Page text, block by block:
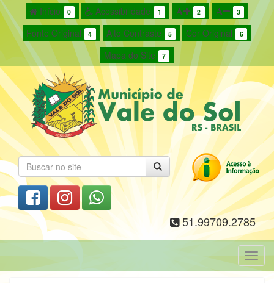
Início 0 Acessibilidade 1 2 3
Fonte Original 4 Alto Contraste 5 Cor Original 6
Mapa do Site 7
51.99709.2785